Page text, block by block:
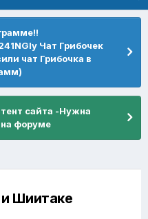
Чат Грибочек
чат Грибочка в
сайта -Нужна
на форуме
Шиитаке